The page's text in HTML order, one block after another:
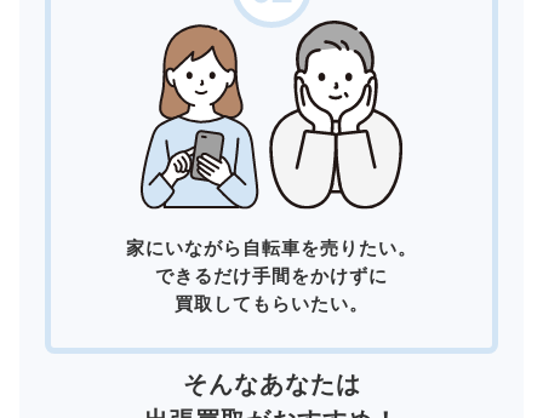
家にいながら自転車を売りたい。
できるだけ手間をかけずに
買取してもらいたい。
そんなあなたは